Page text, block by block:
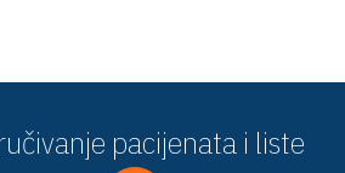
pacijenata i liste